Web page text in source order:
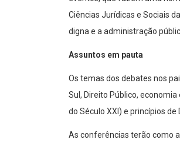
Ciências Jurídicas e Sociais
digna e a administração
Assuntos em pauta
Os temas dos debates nos
Sul, Direito Público,
do Século XXI) e princípios
As conferências terão como